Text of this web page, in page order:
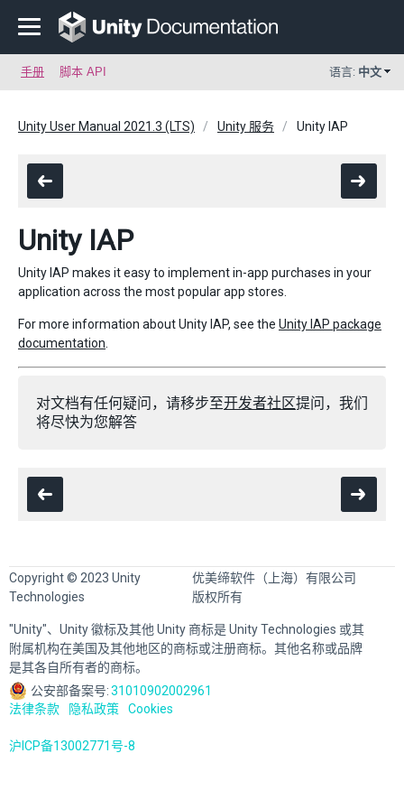
手册 脚本 API 语言: 中文
Unity User Manual 2021.3 (LTS) Unity 服务 Unity IAP
Unity IAP
Unity IAP makes it easy to implement in-app purchases in your
application across the most popular app stores.
For more information about Unity IAP, see the Unity IAP package
documentation
对文档有任何疑问，请移步至开发者社区提问，我们
将尽快为您解答
Copyright © 2023 Unity
Technologies
优美缔软件（上海）有限公司
版权所有
"Unity"、Unity 徽标及其他 Unity 商标是 Unity Technologies 或其
附属机构在美国及其他地区的商标或注册商标。其他名称或品牌
是其各自所有者的商标。
公安部备案号:31010902002961
法律条款
隐私政策 Cookies
沪ICP备13002771号-8